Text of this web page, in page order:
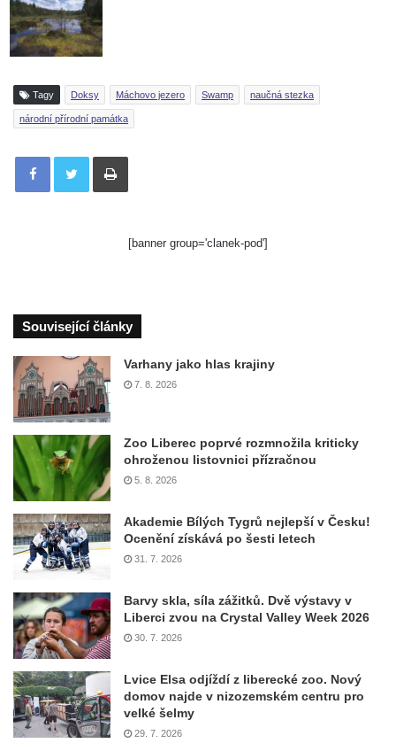
Tagy Doksy Máchovo jezero Swamp naučná stezka
národní přírodní památka
Tisknout
[banner group='clanek-pod']
Související články
Varhany jako hlas krajiny
7. 8. 2026
Zoo Liberec poprvé rozmnožila kriticky
ohroženou listovnici přízračnou
5. 8. 2026
Akademie Bílých Tygrů nejlepší v Česku!
Ocenění získává po šesti letech
31. 7. 2026
Barvy skla, síla zážitků. Dvě výstavy v
Liberci zvou na Crystal Valley Week 2026
30. 7. 2026
Lvice Elsa odjíždí z liberecké zoo. Nový
domov najde v nizozemském centru pro
velké šelmy
29. 7. 2026